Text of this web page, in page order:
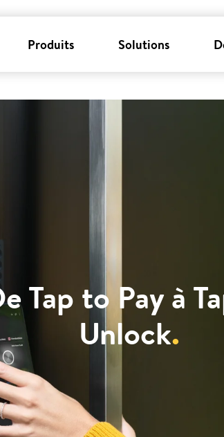
Produits Solutions
Tap to Pay à
Unlock.